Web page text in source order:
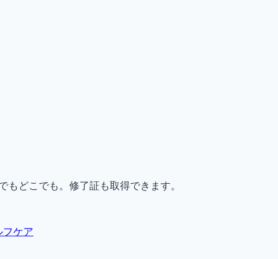
どこでも。修了証も取得できます。
フケア